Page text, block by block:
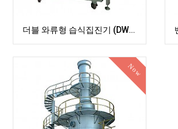
더블 와류형 습식집진기 (DWS series)
Now